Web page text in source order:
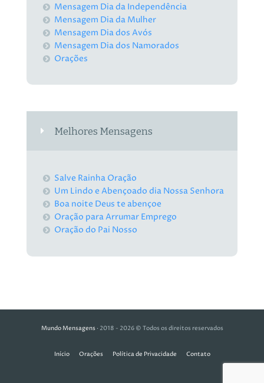
Mensagem Dia da Independência
Mensagem Dia da Mulher
Mensagem Dia dos Avós
Mensagem Dia dos Namorados
Orações
Melhores Mensagens
Salve Rainha Oração
Um Lindo e Abençoado dia Nossa Senhora
Boa noite Deus te abençoe
Oração para Arrumar Emprego
Oração do Pai Nosso
Mundo Mensagens· 2018 - 2026 © Todos os direitos reservados
Início Orações Política de Privacidade Contato